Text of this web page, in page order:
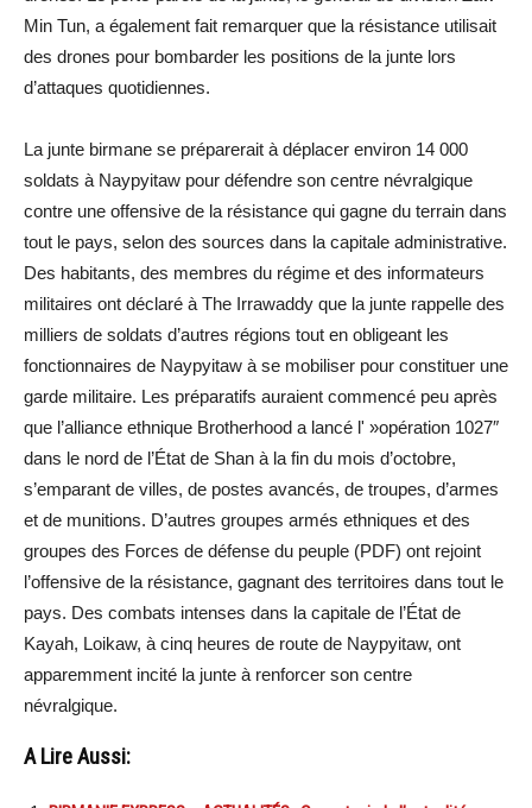
Min Tun, a également fait remarquer que la résistance utilisait
des drones pour bombarder les positions de la junte lors
d’attaques quotidiennes.
La junte birmane se préparerait à déplacer environ 14 000
soldats à Naypyitaw pour défendre son centre névralgique
contre une offensive de la résistance qui gagne du terrain dans
tout le pays, selon des sources dans la capitale administrative.
Des habitants, des membres du régime et des informateurs
militaires ont déclaré à The Irrawaddy que la junte rappelle des
milliers de soldats d’autres régions tout en obligeant les
fonctionnaires de Naypyitaw à se mobiliser pour constituer une
garde militaire. Les préparatifs auraient commencé peu après
que l’alliance ethnique Brotherhood a lancé l' »opération 1027″
dans le nord de l’État de Shan à la fin du mois d’octobre,
s’emparant de villes, de postes avancés, de troupes, d’armes
et de munitions. D’autres groupes armés ethniques et des
groupes des Forces de défense du peuple (PDF) ont rejoint
l’offensive de la résistance, gagnant des territoires dans tout le
pays. Des combats intenses dans la capitale de l’État de
Kayah, Loikaw, à cinq heures de route de Naypyitaw, ont
apparemment incité la junte à renforcer son centre
névralgique.
A Lire Aussi: